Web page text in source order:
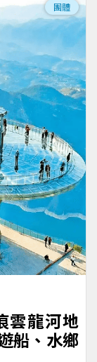
團體
雲龍河地
船、水鄉